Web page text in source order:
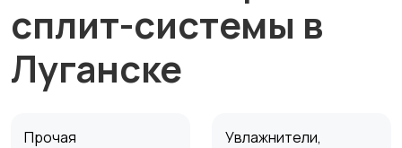
сплит-системы в
Луганске
Прочая
Увлажнители,